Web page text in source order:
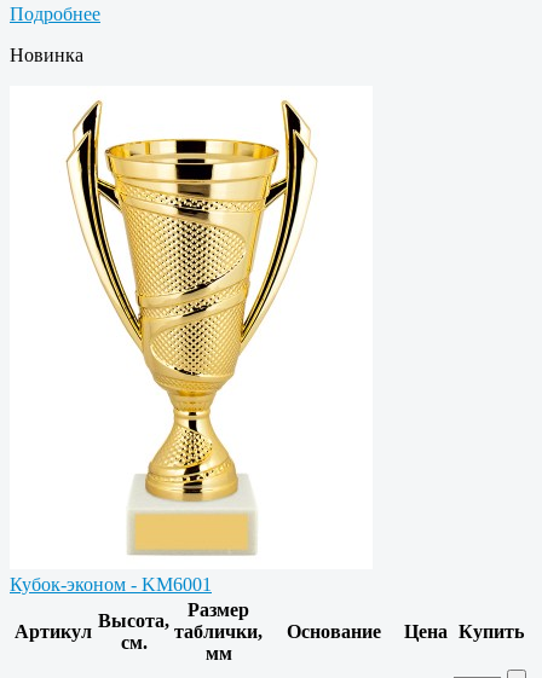
Подробнее
Новинка
Кубок-эконом - KM6001
Артикул
Высота,
см.
Размер
таблички,
мм
Основание Цена Купить